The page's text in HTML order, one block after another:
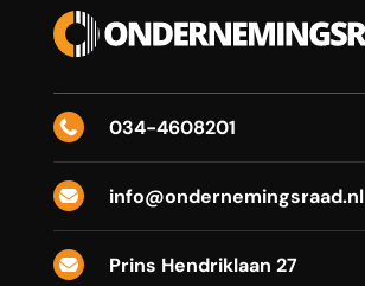
 034-4608201
 info@ondernemingsraad.nl

Prins Hendriklaan 27